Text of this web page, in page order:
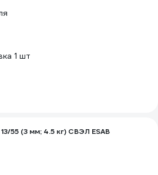
1 шт
55 (3 мм; 4.5 кг) СВЭЛ ESAB